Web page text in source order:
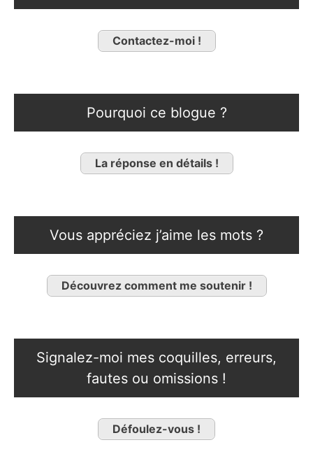
Contactez-moi !
Pourquoi ce blogue ?
La réponse en détails !
Vous appréciez j’aime les mots ?
Découvrez comment me soutenir !
Signalez-moi mes coquilles, erreurs,
fautes ou omissions !
Défoulez-vous !